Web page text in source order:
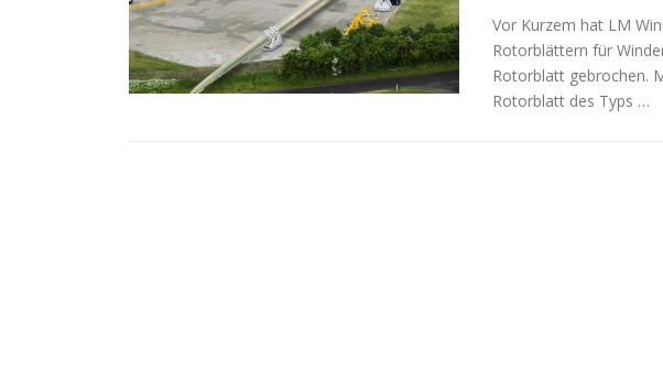
Vor Kurzem hat LM
Rotorblättern für
Rotorblatt gebrochen.
Rotorblatt des Typs …